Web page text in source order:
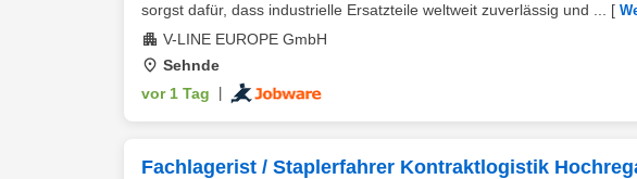
sorgst dafür, dass industrielle Ersatzteile weltweit zuverlässig und ...
[
V-LINE EUROPE GmbH
Sehnde
vor 1 Tag
Fachlagerist / Staplerfahrer Kontraktlogistik